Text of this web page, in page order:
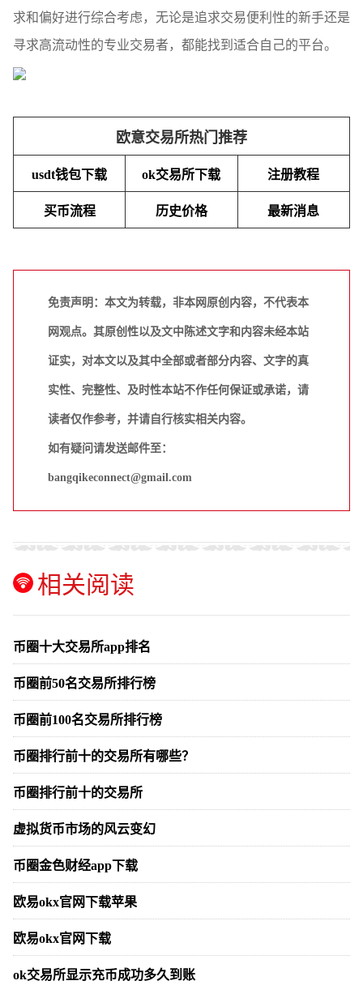
求和偏好进行综合考虑，无论是追求交易便利性的新手还是
寻求高流动性的专业交易者，都能找到适合自己的平台。
欧意交易所热门推荐
usdt钱包下载 ok交易所下载 注册教程
买币流程 历史价格 最新消息
免责声明：本文为转载，非本网原创内容，不代表本
网观点。其原创性以及文中陈述文字和内容未经本站
证实，对本文以及其中全部或者部分内容、文字的真
实性、完整性、及时性本站不作任何保证或承诺，请
读者仅作参考，并请自行核实相关内容。
如有疑问请发送邮件至：
bangqikeconnect@gmail.com
相关阅读
币圈十大交易所app排名
币圈前50名交易所排行榜
币圈前100名交易所排行榜
币圈排行前十的交易所有哪些？
币圈排行前十的交易所
虚拟货币市场的风云变幻
币圈金色财经app下载
欧易okx官网下载苹果
欧易okx官网下载
ok交易所显示充币成功多久到账